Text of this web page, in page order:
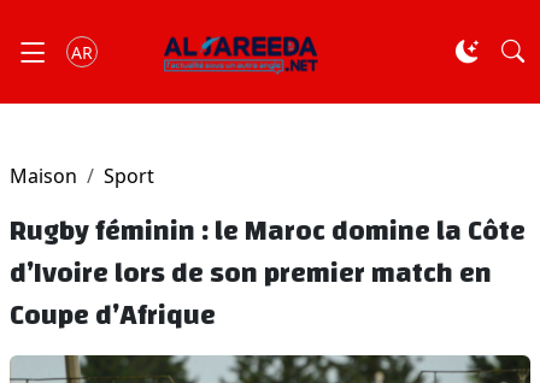
AR
Maison Sport
Rugby féminin : le Maroc domine la Côte
d’Ivoire lors de son premier match en
Coupe d’Afrique